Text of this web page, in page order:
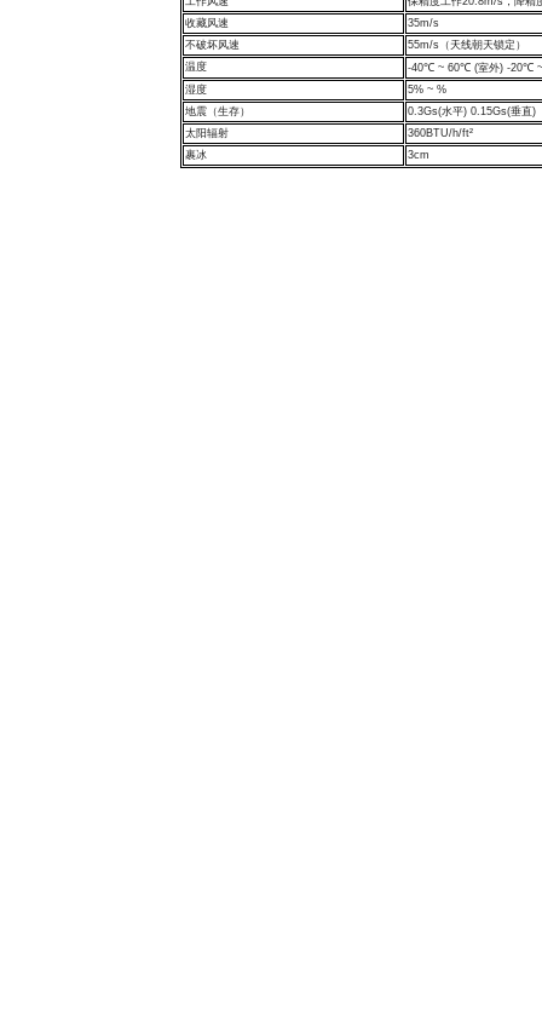
收藏风速
35m/s
不破坏风速
55m/s （天线朝天锁定）
温度
-40℃ ~ 60℃ (室外) -20℃
湿度
5% ~ %
地震（生存）
0.3Gs(水平) 0.15Gs(垂直)
太阳辐射
360BTU/h/ft²
裹冰
3cm